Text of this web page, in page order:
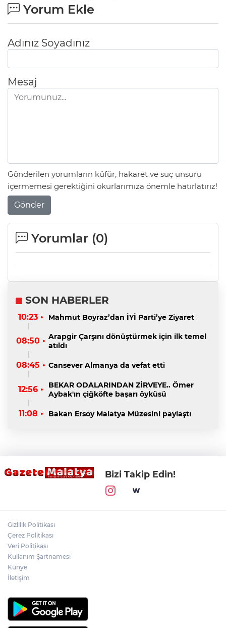
Yorum Ekle
Adınız Soyadınız
Mesaj
Gönderilen yorumların küfür, hakaret ve suç unsuru
içermemesi gerektiğini okurlarımıza önemle hatırlatırız!
Gönder
Yorumlar (0)
SON HABERLER
10:23 • Mahmut Boyraz’dan İYİ Parti’ye Ziyaret
08:50 • Arapgir Çarşını dönüştürmek için ilk temel
atıldı
08:45 • Cansever Almanya da vefat etti
12:56 •
BEKAR ODALARINDAN ZİRVEYE.. Ömer
Aybak'ın çiğköfte başarı öyküsü
11:08 • Bakan Ersoy Malatya Müzesini paylaştı
Bizi Takip Edin!
Gizlilik Politikası
Çerez Politikası
Veri Politikası
Kullanım Şartnamesi
Künye
İletişim